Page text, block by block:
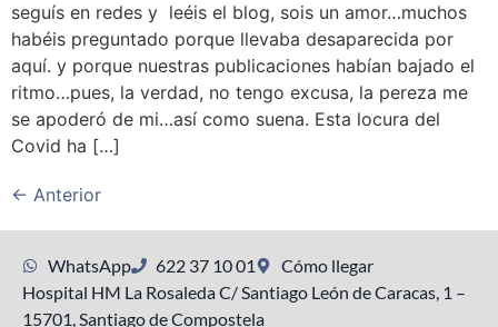
seguís en redes y leéis el blog, sois un amor…muchos
habéis preguntado porque llevaba desaparecida por
aquí. y porque nuestras publicaciones habían bajado el
ritmo…pues, la verdad, no tengo excusa, la pereza me
se apoderó de mi…así como suena. Esta locura del
Covid ha […]
← Anterior
WhatsApp 622 37 10 01
Cómo llegar
Hospital HM La Rosaleda C/ Santiago León de Caracas, 1 –
15701, Santiago de Compostela